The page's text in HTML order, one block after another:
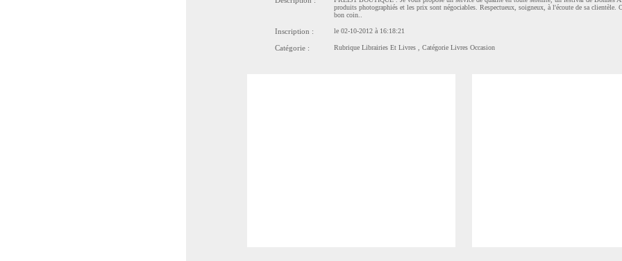
produits photographiés et les prix sont négociables. Respectueux, soigneux, à l'écoute de sa clientèle.
bon coin..
Inscription : le 02-10-2012 à 16:18:21
Catégorie : Rubrique Librairies Et Livres, Catégorie Livres Occasion